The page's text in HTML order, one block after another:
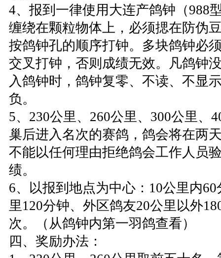
4、报到一律使用大连产鸽钟（988
缠绕在颗粒物体上，必须揌在防伪
按鸽钟孔的顺序打钟。多块鸽钟必
交叉打钟，否则成绩无效。凡鸽钟
入鸽钟时，鸽钟复零、不读、不显
负。
5、230公里、260公里、300公里、
巢后进入名次的赛鸽，鸽会将在两
不能以任何理由拒绝鸽会工作人员
绩。
6、以报到地点为中心：10公里内
里120分钟、外区鸽友20公里以外
次。（从鸽钟内第一羽鸽查看）
四、奖励办法：